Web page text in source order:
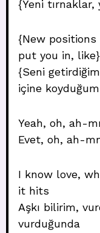
{Yeni
{New
put you in, like}
{Seni
içine
Yeah, oh, ah-
Evet, oh, ah-
I know love,
it hits
Aşkı bilirim,
vurduğunda